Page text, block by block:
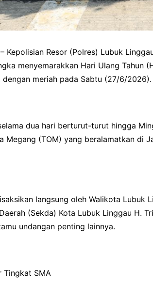
Kepolisian Resor (Polres) Lubuk
menyemarakkan Hari Ulang Tahun
meriah pada Sabtu (27/6/2026).
dua hari berturut-turut hingga
Megang (TOM) yang beralamatkan di
langsung oleh Walikota
(Sekda) Kota Lubuk Linggau H.
undangan penting lainnya.
Tingkat SMA